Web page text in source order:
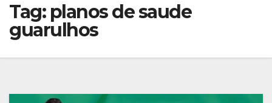
Tag: planos de saude
guarulhos